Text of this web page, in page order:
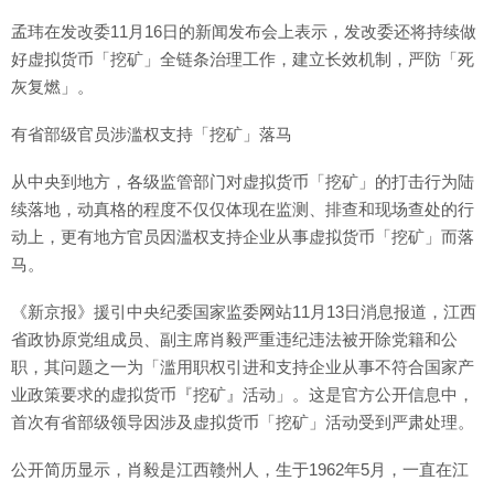
孟玮在发改委11月16日的新闻发布会上表示，发改委还将持续做
好虚拟货币「挖矿」全链条治理工作，建立长效机制，严防「死
灰复燃」。
有省部级官员涉滥权支持「挖矿」落马
从中央到地方，各级监管部门对虚拟货币「挖矿」的打击行为陆
续落地，动真格的程度不仅仅体现在监测、排查和现场查处的行
动上，更有地方官员因滥权支持企业从事虚拟货币「挖矿」而落
马。
《新京报》援引中央纪委国家监委网站11月13日消息报道，江西
省政协原党组成员、副主席肖毅严重违纪违法被开除党籍和公
职，其问题之一为「滥用职权引进和支持企业从事不符合国家产
业政策要求的虚拟货币『挖矿』活动」。这是官方公开信息中，
首次有省部级领导因涉及虚拟货币「挖矿」活动受到严肃处理。
公开简历显示，肖毅是江西赣州人，生于1962年5月，一直在江